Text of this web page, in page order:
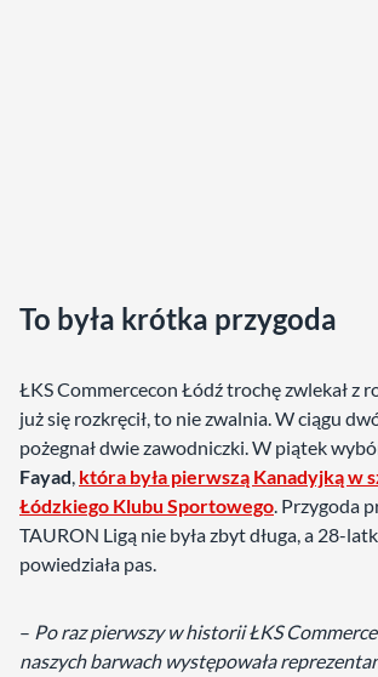
To była krótka przygoda
ŁKS Commercecon Łódź trochę zwlekał z
już się rozkręcił, to nie zwalnia. W ciągu
pożegnał dwie zawodniczki. W piątek
Fayad, która była pierwszą Kanadyjką w
Łódzkiego Klubu Sportowego. Przygoda
TAURON Ligą nie była zbyt długa, a 28-
powiedziała pas.
– Po raz pierwszy w historii ŁKS
naszych barwach występowała